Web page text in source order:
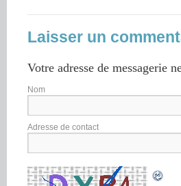
Laisser un
Votre adresse de messagerie
Nom
Adresse de contact